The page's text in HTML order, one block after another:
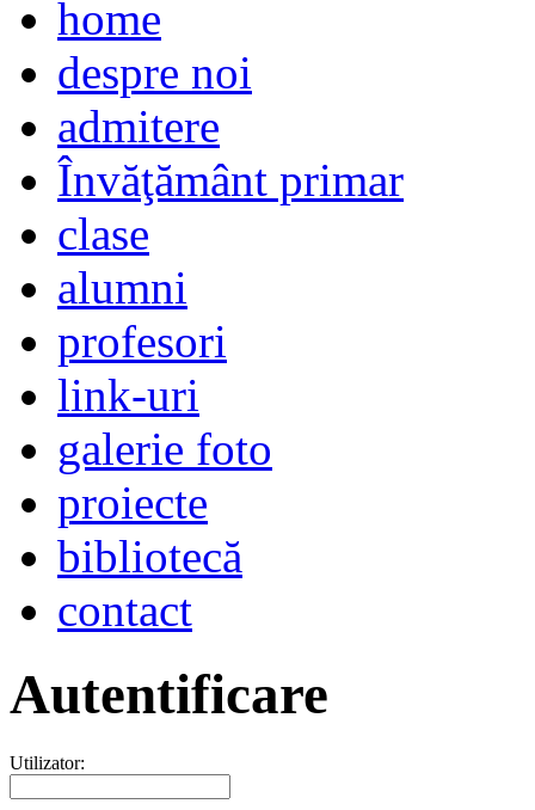
home
despre noi
admitere
Învăţământ primar
clase
alumni
profesori
link-uri
galerie foto
proiecte
bibliotecă
contact
Autentificare
Utilizator: